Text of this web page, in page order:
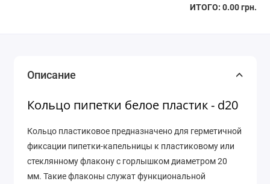
ИТОГО: 0.00 грн.
Описание
Кольцо пипетки белое пластик - d20
Кольцо пластиковое предназначено для герметичной
фиксации пипетки-капельницы к пластиковому или
стеклянному флакону с горлышком диаметром 20
мм. Такие флаконы служат функциональной